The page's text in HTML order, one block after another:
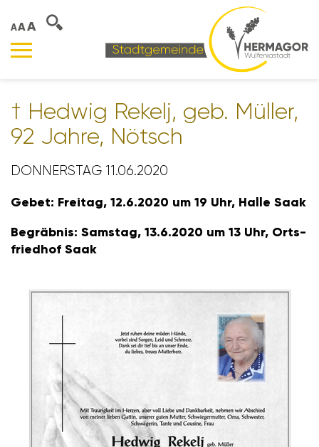
AAA
† Hedwig Rekelj, geb. Müller,
92 Jahre, Nötsch
DONNERSTAG 11.06.2020
Gebet: Freitag, 12.6.2020 um 19 Uhr, Halle Saak
Begräbnis: Samstag, 13.6.2020 um 13 Uhr, Orts­
friedhof Saak